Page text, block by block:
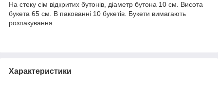
На стеку сім відкритих бутонів, діаметр бутона 10 см. Висота
букета 65 см. В пакованні 10 букетів. Букети вимагають
розпакування.
Характеристики